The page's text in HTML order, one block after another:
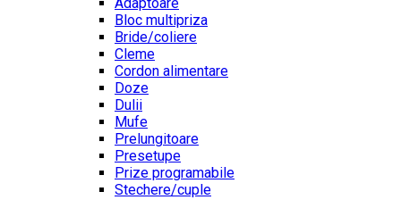
Bloc multipriza
Bride/coliere
Cleme
Cordon alimentare
Doze
Dulii
Mufe
Prelungitoare
Presetupe
Prize programabile
Stechere/cuple